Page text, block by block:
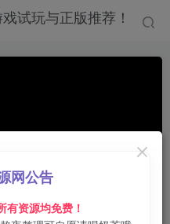
网公告
有资源均免费！